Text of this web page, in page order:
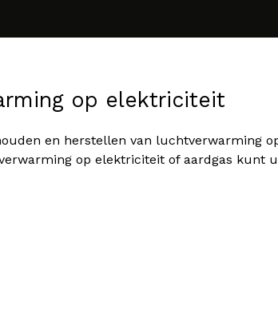
op elektriciteit
en herstellen van luchtverwarming
op elektriciteit of aardgas kunt